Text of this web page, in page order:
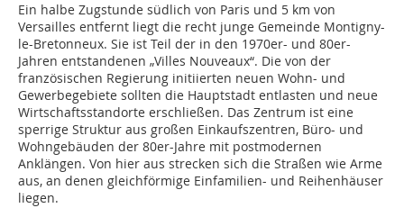
Ein halbe Zugstunde südlich von Paris und 5 km von
Versailles entfernt liegt die recht junge Gemeinde Montigny-
le-Bre­tonneux. Sie ist Teil der in den 1970er- und 80er-
Jahren entstandenen „Villes Nouveaux“. Die von der
französischen Regierung initiierten neuen Wohn- und
Gewerbegebiete sollten die Hauptstadt entlasten und neue
Wirtschaftsstandorte erschließen. Das Zentrum ist eine
sperrige Struktur aus großen Einkaufszentren, Büro- und
Wohngebäuden der 80er-Jahre mit postmodernen
Anklängen. Von hier aus strecken sich die Straßen wie Arme
aus, an denen gleichförmige Einfamilien- und Reihenhäuser
liegen.